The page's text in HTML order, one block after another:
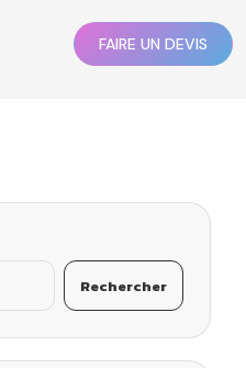
FAIRE UN DEVIS
Rechercher